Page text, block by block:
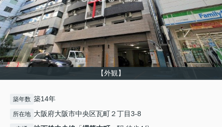
【外観】
築年数 築14年
所在地 大阪府大阪市中央区瓦町２丁目3-8